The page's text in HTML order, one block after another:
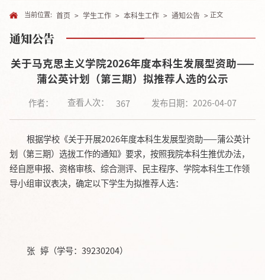
当前位置: 首页 > 学生工作 > 本科生工作 > 通知公告 > 正文
通知公告
关于马克思主义学院2026年度本科生发展型资助——
蒲公英计划（第三期）拟推荐人选的公示
作者： 查看人次： 367 发布日期：2026-04-07
根据学校《关于开展2026年度本科生发展型资助——蒲公英计
划（第三期）选拔工作的通知》要求，按照我院本科生推优办法，
经自愿申报、资格审核、综合测评、民主程序、学院本科生工作领
导小组审议表决，确定以下学生为拟推荐人选：
张 婷（学号：39230204）